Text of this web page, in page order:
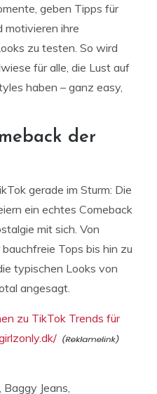
geben Tipps für
motivieren ihre
zu testen. So wird
für alle, die Lust auf
haben – ganz easy,
der
gerade im Sturm: Die
ein echtes Comeback
mit sich. Von
Tops bis hin zu
typischen Looks von
angesagt.
zu TikTok Trends für
Jeans,